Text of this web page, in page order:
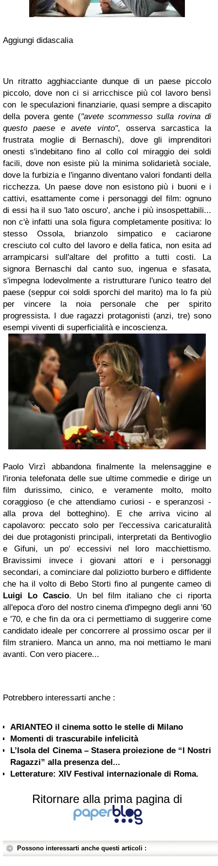
Aggiungi didascalia
Un ritratto agghiacciante dunque di un paese piccolo
piccolo, dove non ci si arricchisce più col lavoro bensì
con le speculazioni finanziarie, quasi sempre a discapito
della povera gente ("avete scommesso sulla rovina di
questo paese e avete vinto", osserva sarcastica la
frustrata moglie di Bernaschi), dove gli imprenditori
onesti s'indebitano fino al collo col miraggio dei soldi
facili, dove non esiste più la minima solidarietà sociale,
dove la furbizia e l'inganno diventano valori fondanti della
ricchezza. Un paese dove non esistono più i buoni e i
cattivi, esattamente come i personaggi del film: ognuno
di essi ha il suo 'lato oscuro', anche i più insospettabili...
non c'è infatti una sola figura completamente positiva: lo
stesso Ossola, brianzolo simpatico e caciarone
cresciuto col culto del lavoro e della fatica, non esita ad
arrampicarsi sull'altare del profitto a tutti costi. La
signora Bernaschi dal canto suo, ingenua e sfasata,
s'impegna lodevolmente a ristrutturare l'unico teatro del
paese (seppur coi soldi sporchi del marito) ma lo fa più
per vincere la noia personale che per spirito
progressista. I due ragazzi protagonisti (anzi, tre) sono
esempi viventi di superficialità e incoscienza.
Paolo Virzì abbandona finalmente la melensaggine e
l'ironia telefonata delle sue ultime commedie e dirige un
film durissimo, cinico, e veramente molto, molto
coraggioso (e che attendiamo curiosi - e speranzosi -
alla prova del botteghino). E che arriva vicino al
capolavoro: peccato solo per l'eccessiva caricaturalità
dei due protagonisti principali, interpretati da Bentivoglio
e Gifuni, un po' eccessivi nel loro macchiettismo.
Bravissimi invece i giovani attori e i personaggi
secondari, a cominciare dal poliziotto burbero e diffidente
che ha il volto di Bebo Storti fino al pungente cameo di
Luigi Lo Cascio. Un bel film italiano che ci riporta
all'epoca d'oro del nostro cinema d'impegno degli anni '60
e '70, e che fin da ora ci permettiamo di suggerire come
candidato ideale per concorrere al prossimo oscar per il
film straniero. Manca un anno, ma noi mettiamo le mani
avanti. Con vero piacere...
Potrebbero interessarti anche :
ARIANTEO il cinema sotto le stelle di Milano
Momenti di trascurabile infelicità
L’Isola del Cinema – Stasera proiezione de “I Nostri
Ragazzi” alla presenza del...
Letterature: XIV Festival internazionale di Roma.
Ritornare alla prima pagina di
Possono interessarti anche questi articoli :